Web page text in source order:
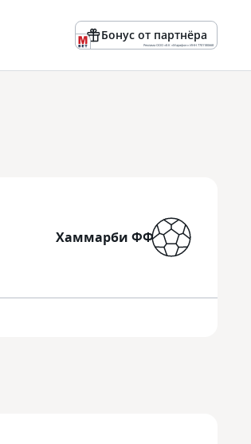
Бонус от партнёра
Реклама ООО «БК «Марафон» ИНН 7701180668
Хаммарби ФФ